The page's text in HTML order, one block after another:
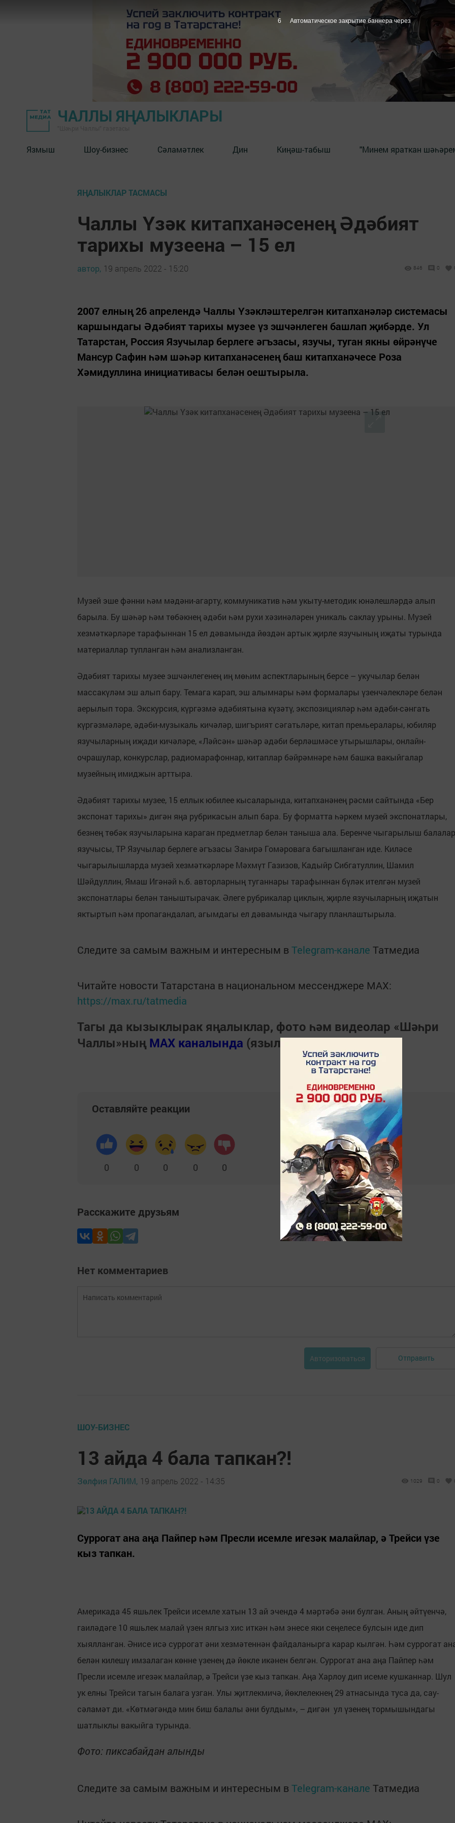
ЧАЛЛЫ ЯҢАЛЫКЛАРЫ
Язмыш Шоу-бизнес Сәламәтлек Дин Киңәш-табыш "Минем яраткан
ЯҢАЛЫКЛАР ТАСМАСЫ
Чаллы Үзәк китапханәсенең Әдәбият
тарихы музеена – 15 ел
автор, 19 апрель 2022 - 15:20 846 0
2007 елның 26 апрелендә Чаллы Үзәкләштерелгән китапханәләр системасы
каршындагы Әдәбият тарихы музее үз эшчәнлеген башлап җибәрде. Ул
Татарстан, Россия Язучылар берлеге әгъзасы, язучы, туган якны өйрәнүче
Мансур Сафин һәм шәһәр китапханәсенең баш китапханәчесе Роза
Хәмидуллина инициативасы белән оештырыла.
Музей эше фәнни һәм мәдәни-агарту, коммуникатив һәм укыту-методик юнәлешләрдә алып
барыла. Бу шәһәр һәм төбәкнең әдәби һәм рухи хәзинәләрен уникаль саклау урыны. Музей
хезмәткәрләре тарафыннан 15 ел дәвамында йөздән артык җирле язучының иҗаты турында
материаллар тупланган һәм анализланган.
Әдәбият тарихы музее эшчәнлегенең иң мөһим аспектларының берсе – укучылар белән
массакүләм эш алып бару. Темага карап, эш алымнары һәм формалары үзенчәлекләре белән
аерылып тора. Экскурсия, күргәзмә әдәбиятына күзәтү, экспозицияләр һәм әдәби-сәнгать
күргәзмәләре, әдәби-музыкаль кичәләр, шигърият сәгатьләре, китап премьералары, юбиляр
язучыларның иҗади кичәләре, «Ләйсән» шәһәр әдәби берләшмәсе утырышлары, онлайн-
очрашулар, конкурслар, радиомарафоннар, китаплар бәйрәмнәре һәм башка вакыйгалар
музейның имиджын арттыра.
Әдәбият тарихы музее, 15 еллык юбилее кысаларында, китапханәнең рәсми сайтында «Бер
экспонат тарихы» дигән яңа рубрикасын алып бара. Бу форматта һәркем музей экспонатлары,
безнең төбәк язучыларына караган предметлар белән таныша ала. Беренче чыгарылыш балалар
язучысы, ТР Язучылар берлеге әгъзасы Заһирә Гомәровага багышланган иде. Киләсе
чыгарылышларда музей хезмәткәрләре Мәхмүт Газизов, Кадыйр Сибгатуллин, Шамил
Шәйдуллин, Ямаш Игәнәй һ.б. авторларның туганнары тарафыннан бүләк ителгән музей
экспонатлары белән таныштырачак. Әлеге рубрикалар циклын, җирле язучыларның иҗатын
яктыртып һәм пропагандалап, агымдагы ел дәвамында чыгару планлаштырыла.
Следите за самым важным и интересным в Telegram-канале Татмедиа
Читайте новости Татарстана в национальном мессенджере MАХ:
https://max.ru/tatmedia
Тагы да кызыклырак яңалыклар, фото һәм видеолар «Шәһри
Чаллы»ның MAX каналында (язылыгыз).
Оставляйте реакции
0 0 0 0 0
Расскажите друзьям
Нет комментариев
Авторизоваться Отправить
ШОУ-БИЗНЕС
13 айда 4 бала тапкан?!
Зөлфия ГАЛИМ, 19 апрель 2022 - 14:35 1029 0
Суррогат ана аңа Пайпер һәм Пресли исемле игезәк малайлар, ә Трейси үзе
кыз тапкан.
Америкада 45 яшьлек Трейси исемле хатын 13 ай эчендә 4 мәртәбә әни булган. Аның әйтүенчә,
гаиләдәге 10 яшьлек малай үзен ялгыз хис иткән һәм энесе яки сеңелесе булсын иде дип
хыялланган. Әнисе исә суррогат әни хезмәтеннән файдаланырга карар кылгән. Һәм суррогат
белән килешү имзалаган көнне үзенең дә йөкле икәнен белгән. Суррогат ана аңа Пайпер һәм
Пресли исемле игезәк малайлар, ә Трейси үзе кыз тапкан. Аңа Харлоу дип исеме кушканнар. Шул
ук елны Трейси тагын балага узган. Улы җитлекмичә, йөклелекнең 29 атнасында туса да, сау-
сәламәт ди. «Көтмәгәндә мин биш балалы әни булдым», – дигән ул үзенең тормышындагы
шатлыклы вакыйга турында.
Фото: пиксабайдан алынды
Следите за самым важным и интересным в Telegram-канале Татмедиа
5 Автоматическое закрытие баннера через